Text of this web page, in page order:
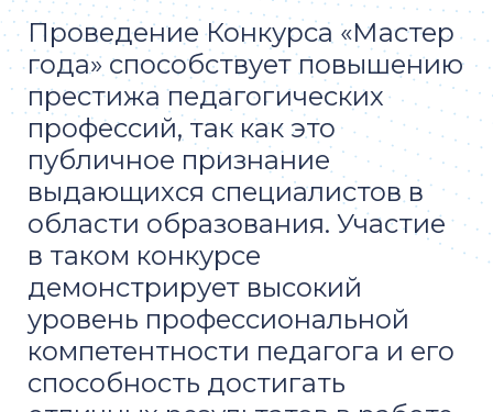
Проведение Конкурса «Мастер
года» способствует повышению
престижа педагогических
профессий, так как это
публичное признание
выдающихся специалистов в
области образования. Участие
в таком конкурсе
демонстрирует высокий
уровень профессиональной
компетентности педагога и его
способность достигать